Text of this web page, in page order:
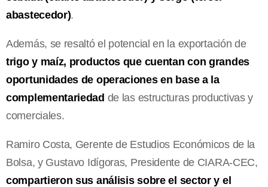
abastecedor).
Además, se resaltó el potencial en la exportación de
trigo y maíz, productos que cuentan con grandes
oportunidades de operaciones en base a la
complementariedad de las estructuras productivas y
comerciales.
Ramiro Costa, Gerente de Estudios Económicos de la
Bolsa, y Gustavo Idígoras, Presidente de CIARA-CEC,
compartieron sus análisis sobre el sector y el